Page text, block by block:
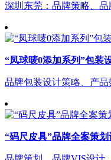
深圳东莞：品牌策略、
“凤球唛0添加系列”包装
品牌包装设计策略、产品
“码尺皮具”品牌全案策划